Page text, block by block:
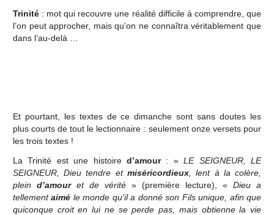
Trinité: mot qui recouvre une réalité difficile à comprendre, que
l’on peut approcher, mais qu’on ne connaîtra véritablement que
dans l’au-delà …
Et pourtant, les textes de ce dimanche sont sans doutes les
plus courts de tout le lectionnaire : seulement onze versets pour
les trois textes !
La Trinité est une histoire d’amour: «LE SEIGNEUR, LE
SEIGNEUR, Dieu tendre et miséricordieux, lent à la colère,
plein d’amouret de vérité» (première lecture), «Dieu a
tellementaimé le monde qu’il a donné son Fils unique, afin que
quiconque croit en lui ne se perde pas, mais obtienne la vie